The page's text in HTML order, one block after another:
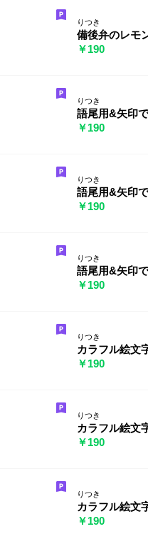
りつき
備後弁のレモ
￥190
りつき
語尾用&矢印
￥190
りつき
語尾用&矢印
￥190
りつき
語尾用&矢印
￥190
りつき
カラフル絵文
￥190
りつき
カラフル絵
￥190
りつき
カラフル絵
￥190